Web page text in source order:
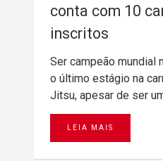
conta com 10
inscritos
Ser campeão mundial
o último estágio na
Jitsu, apesar de ser
LEIA MAIS